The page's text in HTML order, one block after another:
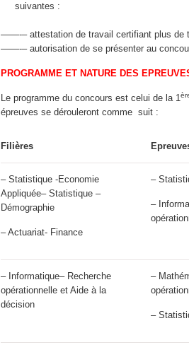
suivantes :
——-– attestation de travail certifiant plus de
——-– autorisation de se présenter au
PROGRAMME ET NATURE DES
Le programme du concours est celui de la 1
épreuves se dérouleront comme suit :
Filières
– Statistique -Economie
Appliquée– Statistique –
Démographie
– Actuariat- Finance
–
–
– Informatique– Recherche
opérationnelle et Aide à la
décision
–
–